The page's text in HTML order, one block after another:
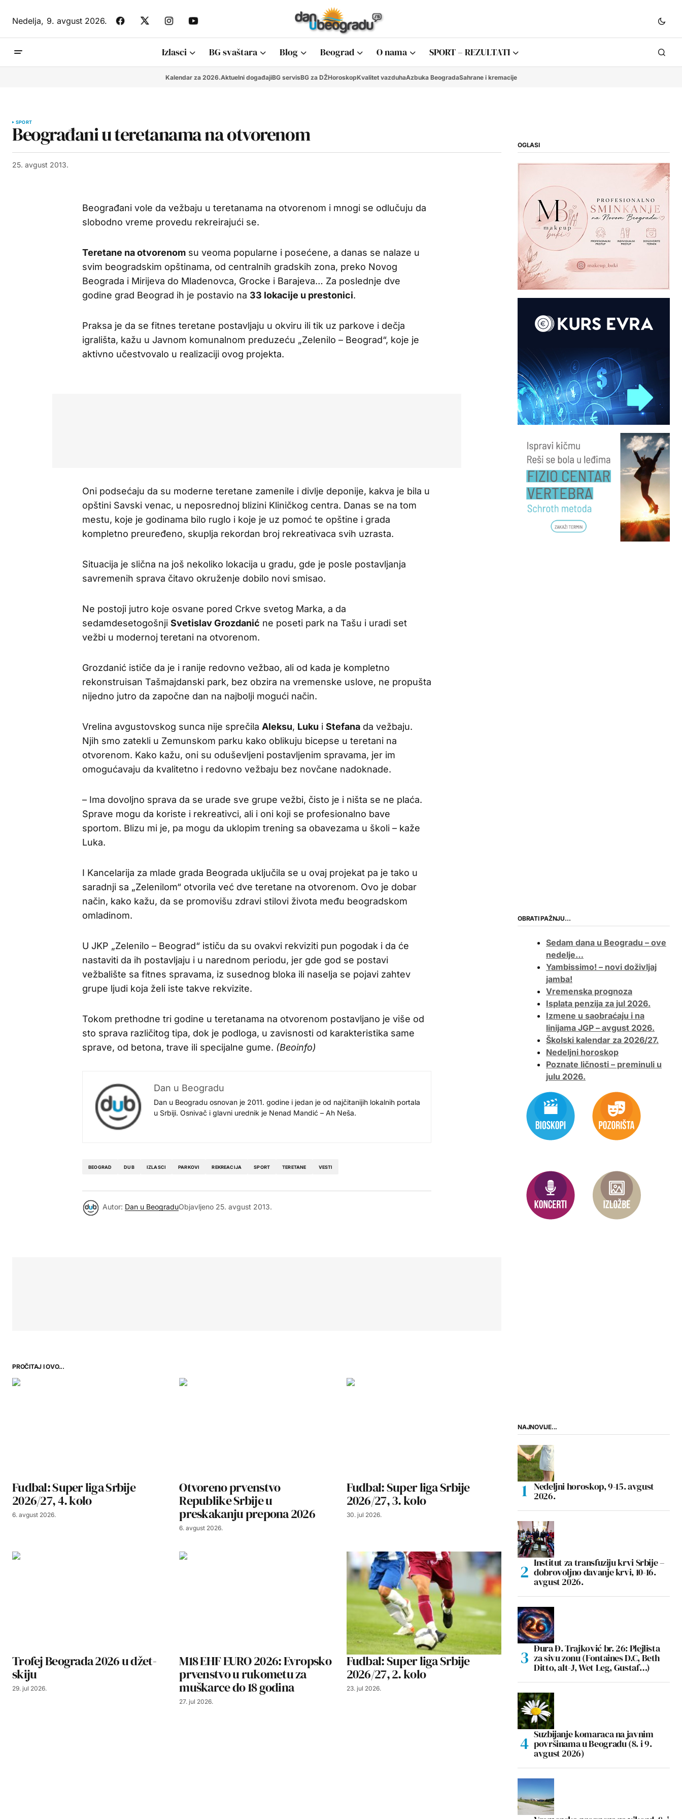
Nedelja,9. avgust 2026.
Izlasci BG svaštara Blog Beograd O nama SPORT – REZULTATI
Kalendar za 2026.Aktuelni događajiBG servisBG za DŽHoroskopKvalitet vazduhaAzbuka BeogradaSahrane i kremacije
SPORT
Beograđani u teretanama na otvorenom
25. avgust 2013.
Beograđani vole da vežbaju u teretanama na otvorenom i mnogi se odlučuju da
slobodno vreme provedu rekreirajući se.
Teretane na otvorenom su veoma popularne i posećene, a danas se nalaze u
svim beogradskim opštinama, od centralnih gradskih zona, preko Novog
Beograda i Mirijeva do Mladenovca, Grocke i Barajeva… Za poslednje dve
godine grad Beograd ih je postavio na 33 lokacije u prestonici.
Praksa je da se fitnes teretane postavljaju u okviru ili tik uz parkove i dečja
igrališta, kažu u Javnom komunalnom preduzeću „Zelenilo – Beograd“, koje je
aktivno učestvovalo u realizaciji ovog projekta.
Oni podsećaju da su moderne teretane zamenile i divlje deponije, kakva je bila u
opštini Savski venac, u neposrednoj blizini Kliničkog centra. Danas se na tom
mestu, koje je godinama bilo ruglo i koje je uz pomoć te opštine i grada
kompletno preuređeno, skuplja rekordan broj rekreativaca svih uzrasta.
Situacija je slična na još nekoliko lokacija u gradu, gde je posle postavljanja
savremenih sprava čitavo okruženje dobilo novi smisao.
Ne postoji jutro koje osvane pored Crkve svetog Marka, a da
sedamdesetogošnji Svetislav Grozdanić ne poseti park na Tašu i uradi set
vežbi u modernoj teretani na otvorenom.
Grozdanić ističe da je i ranije redovno vežbao, ali od kada je kompletno
rekonstruisan Tašmajdanski park, bez obzira na vremenske uslove, ne propušta
nijedno jutro da započne dan na najbolji mogući način.
Vrelina avgustovskog sunca nije sprečila Aleksu, Luku i Stefana da vežbaju.
Njih smo zatekli u Zemunskom parku kako oblikuju bicepse u teretani na
otvorenom. Kako kažu, oni su oduševljeni postavljenim spravama, jer im
omogućavaju da kvalitetno i redovno vežbaju bez novčane nadoknade.
– Ima dovoljno sprava da se urade sve grupe vežbi, čisto je i ništa se ne plaća.
Sprave mogu da koriste i rekreativci, ali i oni koji se profesionalno bave
sportom. Blizu mi je, pa mogu da uklopim trening sa obavezama u školi – kaže
Luka.
I Kancelarija za mlade grada Beograda uključila se u ovaj projekat pa je tako u
saradnji sa „Zelenilom“ otvorila već dve teretane na otvorenom. Ovo je dobar
način, kako kažu, da se promovišu zdravi stilovi života među beogradskom
omladinom.
U JKP „Zelenilo – Beograd“ ističu da su ovakvi rekviziti pun pogodak i da će
nastaviti da ih postavljaju i u narednom periodu, jer gde god se postavi
vežbalište sa fitnes spravama, iz susednog bloka ili naselja se pojavi zahtev
grupe ljudi koja želi iste takve rekvizite.
Tokom prethodne tri godine u teretanama na otvorenom postavljano je više od
sto sprava različitog tipa, dok je podloga, u zavisnosti od karakteristika same
sprave, od betona, trave ili specijalne gume. (Beoinfo)
Dan u Beogradu
Dan u Beogradu osnovan je 2011. godine i jedan je od najčitanijih lokalnih portala
u Srbiji. Osnivač i glavni urednik je Nenad Mandić – Ah Neša.
BEOGRAD DUB IZLASCI PARKOVI REKREACIJA SPORT TERETANE VESTI
Autor: Dan u BeograduObjavljeno 25. avgust 2013.
PROČITAJ I OVO...
Fudbal: Super liga Srbije
2026/27, 4. kolo
6. avgust 2026.
Otvoreno prvenstvo
Republike Srbije u
preskakanju prepona 2026
6. avgust 2026.
Fudbal: Super liga Srbije
2026/27, 3. kolo
30. jul 2026.
Trofej Beograda 2026 u džet-
skiju
29. jul 2026.
M18 EHF EURO 2026: Evropsko
prvenstvo u rukometu za
muškarce do 18 godina
27. jul 2026.
Fudbal: Super liga Srbije
2026/27, 2. kolo
23. jul 2026.
OGLASI
OBRATI PAŽNJU…
Sedam dana u Beogradu – ove
nedelje…
Yambissimo! – novi doživljaj
jamba!
Vremenska prognoza
Isplata penzija za jul 2026.
Izmene u saobraćaju i na
linijama JGP – avgust 2026.
Školski kalendar za 2026/27.
Nedeljni horoskop
Poznate ličnosti – preminuli u
julu 2026.
NAJNOVIJE...
Nedeljni horoskop, 9-15. avgust
2026.
Institut za transfuziju krvi Srbije –
dobrovoljno davanje krvi, 10-16.
avgust 2026.
Đura Đ. Trajković br. 26: Plejlista
za sivu zonu (Fontaines D.C, Beth
Ditto, alt-J, Wet Leg, Gustaf…)
Suzbijanje komaraca na javnim
površinama u Beogradu (8. i 9.
avgust 2026)